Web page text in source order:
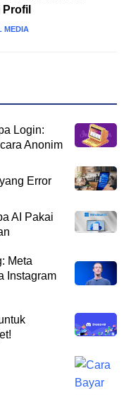
MEDIA
Login:
Anonim
Error
AI Pakai
Meta
Instagram